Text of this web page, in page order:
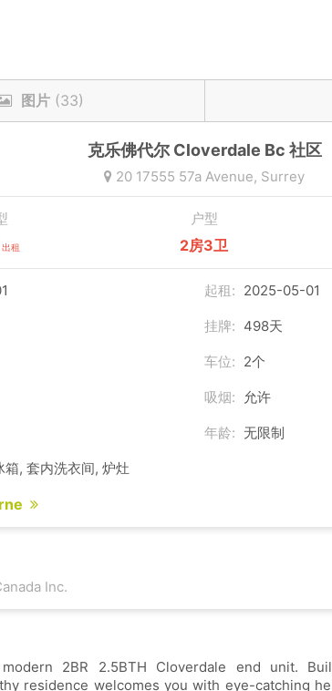
图片 (33)
克乐佛代尔 Cloverdale Bc 社区
20 17555 57a Avenue, Surrey
出租
户型
2房3卫
起租: 2025-05-01
挂牌: 498天
车位: 2个
吸烟: 允许
年龄: 无限制
箱, 套内洗衣间, 炉灶
Inc.
2BR 2.5BTH Cloverdale end unit. Built
welcomes you with eye-catching herringbone patterned floors